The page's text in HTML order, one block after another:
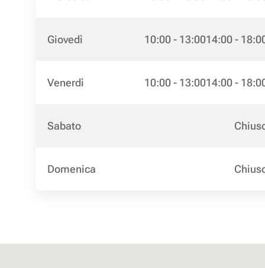
Giovedì 10:00 - 13:0014:00 -
Venerdì 10:00 - 13:0014:00 -
Sabato
Domenica